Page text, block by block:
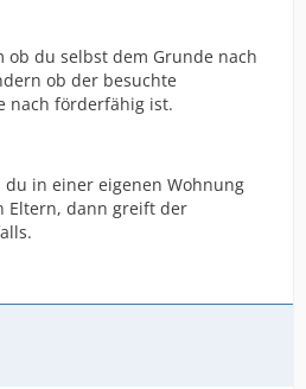
ob du selbst dem Grunde nach
ob der besuchte
nach förderfähig ist.
du in einer eigenen Wohnung
Eltern, dann greift der